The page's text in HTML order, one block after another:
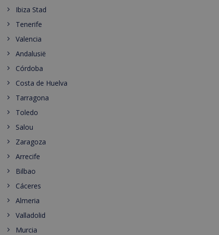
Ibiza Stad
Tenerife
Valencia
Andalusië
Córdoba
Costa de Huelva
Tarragona
Toledo
Salou
Zaragoza
Arrecife
Bilbao
Cáceres
Almeria
Valladolid
Murcia